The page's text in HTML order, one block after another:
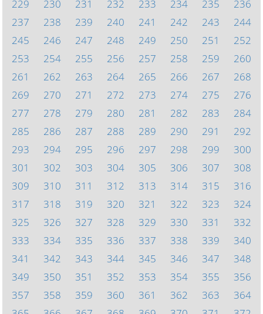
229
230 231 232 233 234 235
236
237
238 239 240 241 242 243
244
245
246 247 248 249 250 251
252
253
254 255 256 257 258 259
260
261
262 263 264 265 266 267
268
269
270 271 272 273 274 275
276
277
278 279 280 281 282 283
284
285
286 287 288 289 290 291
292
293
294 295 296 297 298 299
300
301
302 303 304 305 306 307
308
309
310 311 312 313 314 315
316
317
318 319 320 321 322 323
324
325
326 327 328 329 330 331
332
333
334 335 336 337 338 339
340
341
342 343 344 345 346 347
348
349
350 351 352 353 354 355
356
357
358 359 360 361 362 363
364